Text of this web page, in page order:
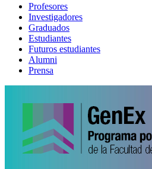
Profesores
Investigadores
Graduados
Estudiantes
Futuros estudiantes
Alumni
Prensa